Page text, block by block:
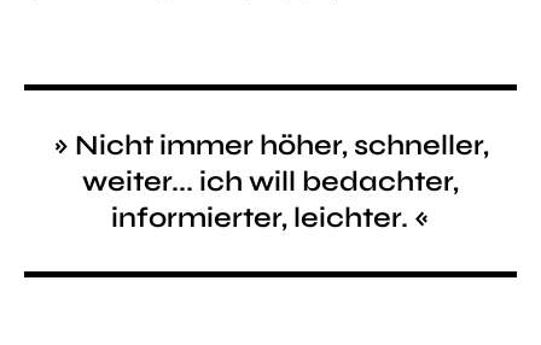
» Nicht immer höher, schneller,
weiter... ich will bedachter,
informierter, leichter. «